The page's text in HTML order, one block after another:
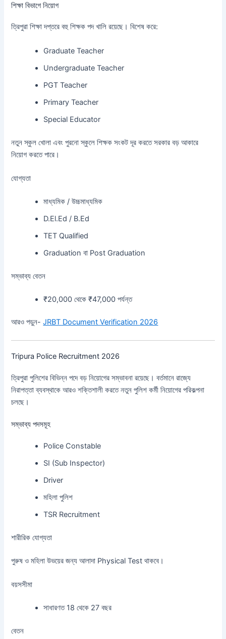
শিক্ষা বিভাগে নিয়োগ
ত্রিপুরা শিক্ষা দপ্তরে বহু শিক্ষক পদ খালি রয়েছে। বিশেষ করে:
Graduate Teacher
Undergraduate Teacher
PGT Teacher
Primary Teacher
Special Educator
নতুন স্কুল খোলা এবং পুরনো স্কুলে শিক্ষক সংকট দূর করতে সরকার বড় আকারে
নিয়োগ করতে পারে।
যোগ্যতা
মাধ্যমিক / উচ্চমাধ্যমিক
D.El.Ed / B.Ed
TET Qualified
Graduation বা Post Graduation
সম্ভাব্য বেতন
₹20,000 থেকে ₹47,000 পর্যন্ত
আরও পড়ুন-JRBT Document Verification 2026
Tripura Police Recruitment 2026
ত্রিপুরা পুলিশের বিভিন্ন পদে বড় নিয়োগের সম্ভাবনা রয়েছে। বর্তমানে রাজ্যে
নিরাপত্তা ব্যবস্থাকে আরও শক্তিশালী করতে নতুন পুলিশ কর্মী নিয়োগের পরিকল্পনা
চলছে।
সম্ভাব্য পদসমূহ
Police Constable
SI (Sub Inspector)
Driver
মহিলা পুলিশ
TSR Recruitment
শারীরিক যোগ্যতা
পুরুষ ও মহিলা উভয়ের জন্য আলাদা Physical Test থাকবে।
বয়সসীমা
সাধারণত 18 থেকে 27 বছর
বেতন